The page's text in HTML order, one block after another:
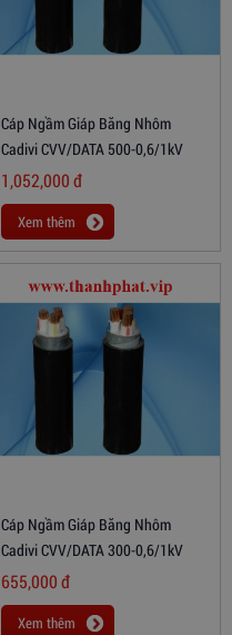
Cáp Ngầm Giáp Băng Nhôm
Cadivi CVV/DATA 500-0,6/1kV
1,052,000đ
Xem thêm
Cáp Ngầm Giáp Băng Nhôm
Cadivi CVV/DATA 300-0,6/1kV
655,000đ
Xem thêm